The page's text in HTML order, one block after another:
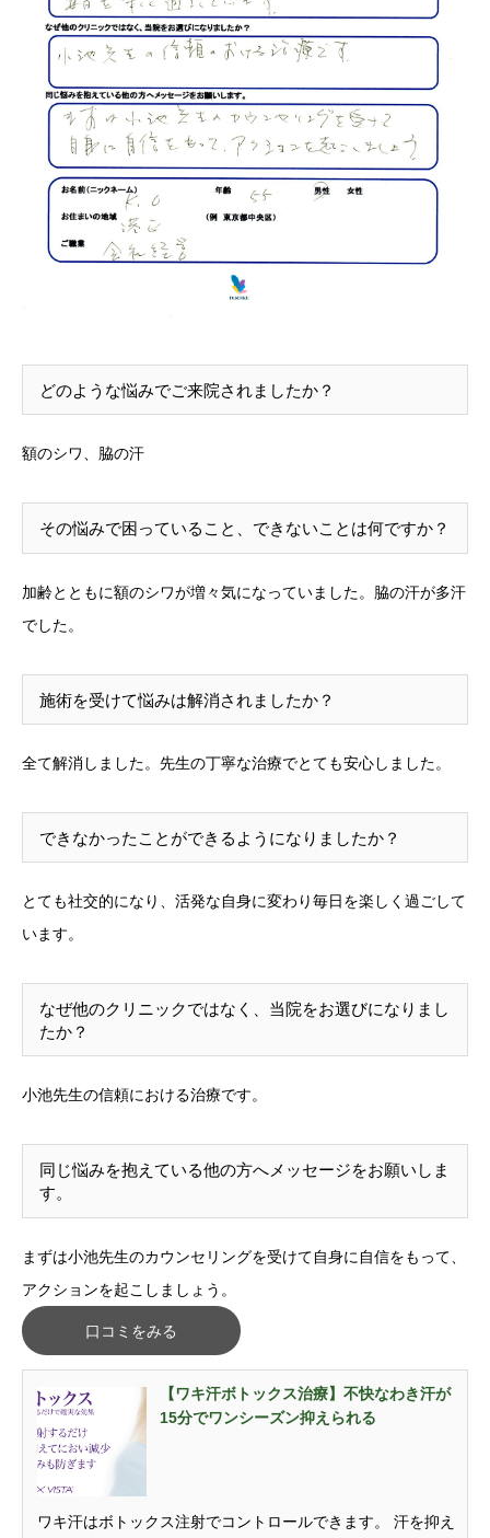
どのような悩みでご来院されましたか？
額のシワ、脇の汗
その悩みで困っていること、できないことは何ですか？
加齢とともに額のシワが増々気になっていました。脇の汗が多汗
でした。
施術を受けて悩みは解消されましたか？
全て解消しました。先生の丁寧な治療でとても安心しました。
できなかったことができるようになりましたか？
とても社交的になり、活発な自身に変わり毎日を楽しく過ごして
います。
なぜ他のクリニックではなく、当院をお選びになりまし
たか？
小池先生の信頼における治療です。
同じ悩みを抱えている他の方へメッセージをお願いしま
す。
まずは小池先生のカウンセリングを受けて自身に自信をもって、
アクションを起こしましょう。
口コミをみる
【ワキ汗ボトックス治療】不快なわき汗が
15分でワンシーズン抑えられる
ワキ汗はボトックス注射でコントロールできます。 汗を抑え